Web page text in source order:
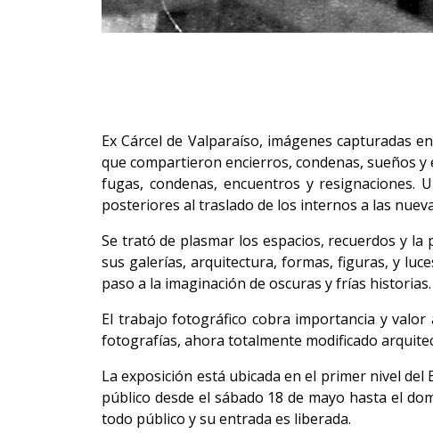
Ex Cárcel de Valparaíso, imágenes capturadas
que compartieron encierros, condenas, sueños
fugas, condenas, encuentros y resignaciones.
posteriores al traslado de los internos a las
Se trató de plasmar los espacios, recuerdos y la
sus galerías, arquitectura, formas, figuras, y
paso a la imaginación de oscuras y frías historias.
El trabajo fotográfico cobra importancia y valor
fotografías, ahora totalmente modificado
La exposición está ubicada en el primer nivel del
público desde el sábado 18 de mayo hasta el
todo público y su entrada es liberada.